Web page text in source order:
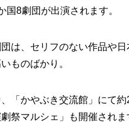
国8劇団が出演されます。
は、セリフのない作品や
ものばかり。
「かやぶき交流館」にて
祭マルシェ」も開催されま